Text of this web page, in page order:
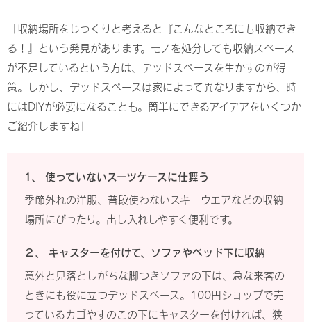
「収納場所をじっくりと考えると『こんなところにも収納でき
る！』という発見があります。モノを処分しても収納スペース
が不足しているという方は、デッドスペースを生かすのが得
策。しかし、デッドスペースは家によって異なりますから、時
にはDIYが必要になることも。簡単にできるアイデアをいくつか
ご紹介しますね」
1、 使っていないスーツケースに仕舞う
季節外れの洋服、普段使わないスキーウエアなどの収納
場所にぴったり。出し入れしやすく便利です。
２、 キャスターを付けて、ソファやベッド下に収納
意外と見落としがちな脚つきソファの下は、急な来客の
ときにも役に立つデッドスペース。100円ショップで売
っているカゴやすのこの下にキャスターを付ければ、狭